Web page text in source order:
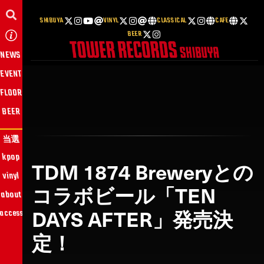
SHIBUYA VINYL CLASSICAL
CAFE
BEER
NEWS
EVENT
当選
FLOOR
BEER
kpop
vinyl
about
TDM 1874 Breweryとの
コラボビール「TEN
DAYS AFTER」発売決
定！